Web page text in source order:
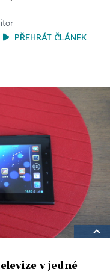
PŘEHRÁT ČLÁNEK
v jedné